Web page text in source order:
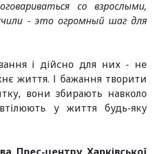
со взрослыми,
- это огромный шаг для
і дійсно для них - не
життя. І бажання творити
вони збирають навколо
у життя будь-яку